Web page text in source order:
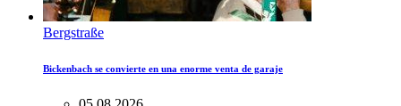
Bergstraße
Bickenbach se convierte en una enorme venta de garaje